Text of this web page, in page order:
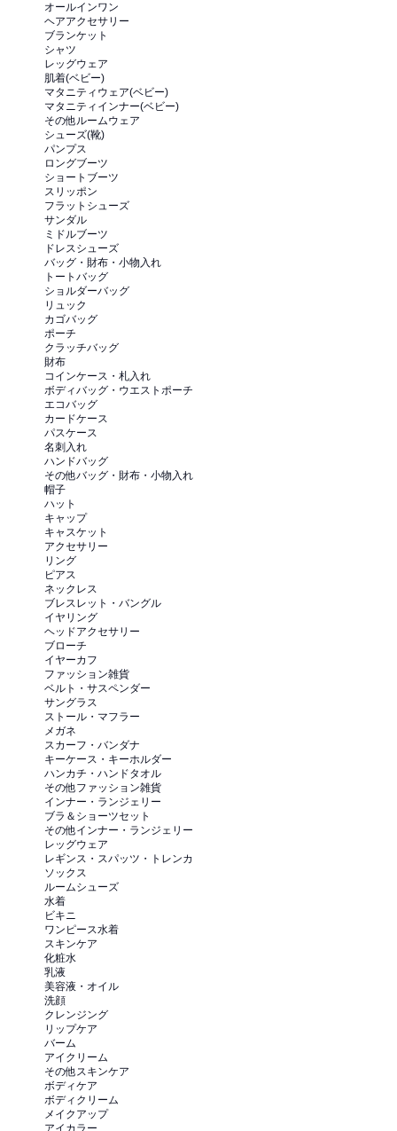
オールインワン
ヘアアクセサリー
ブランケット
シャツ
レッグウェア
肌着(ベビー)
マタニティウェア(ベビー)
マタニティインナー(ベビー)
その他ルームウェア
シューズ(靴)
パンプス
ロングブーツ
ショートブーツ
スリッポン
フラットシューズ
サンダル
ミドルブーツ
ドレスシューズ
バッグ・財布・小物入れ
トートバッグ
ショルダーバッグ
リュック
カゴバッグ
ポーチ
クラッチバッグ
財布
コインケース・札入れ
ボディバッグ・ウエストポーチ
エコバッグ
カードケース
パスケース
名刺入れ
ハンドバッグ
その他バッグ・財布・小物入れ
帽子
ハット
キャップ
キャスケット
アクセサリー
リング
ピアス
ネックレス
ブレスレット・バングル
イヤリング
ヘッドアクセサリー
ブローチ
イヤーカフ
ファッション雑貨
ベルト・サスペンダー
サングラス
ストール・マフラー
メガネ
スカーフ・バンダナ
キーケース・キーホルダー
ハンカチ・ハンドタオル
その他ファッション雑貨
インナー・ランジェリー
ブラ＆ショーツセット
その他インナー・ランジェリー
レッグウェア
レギンス・スパッツ・トレンカ
ソックス
ルームシューズ
水着
ビキニ
ワンピース水着
スキンケア
化粧水
乳液
美容液・オイル
洗顔
クレンジング
リップケア
バーム
アイクリーム
その他スキンケア
ボディケア
ボディクリーム
メイクアップ
アイカラー